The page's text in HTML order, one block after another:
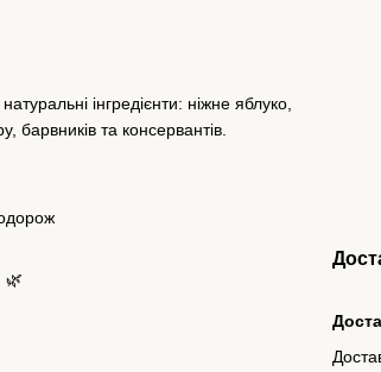
інгредієнти: ніжне яблуко,
барвників та консервантів.
🌿